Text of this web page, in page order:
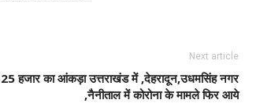
Next article
25 हजार का आंकड़ा उत्तराखंड में ,देहरादून,उधमसिंह नगर
,नैनीताल में कोरोना के मामले फिर आये